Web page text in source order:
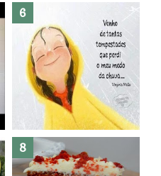
Haters, como surgiram?